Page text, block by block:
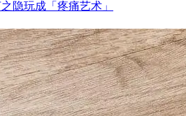
隐玩成「疼痛艺术」